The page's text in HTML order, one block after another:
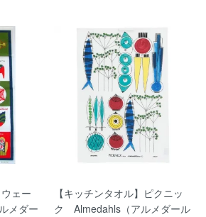
ェー
メダー
【キッチンタオル】ピクニッ
ク Almedahls（アルメダール